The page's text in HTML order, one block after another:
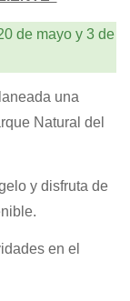
de mayo y 3 de
una
Natural del
y disfruta de
en el